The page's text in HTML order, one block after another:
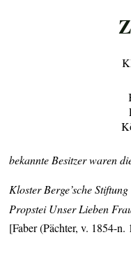
bekannte Besitzer waren
Kloster Berge’sche
PropsteiUnser Lieben
[Faber (Pächter, v. 1854-n.